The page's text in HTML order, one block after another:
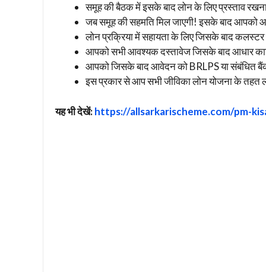
समूह की बैठक में इसके बाद लोन के लिए प्रस्ताव रखना
जब समूह की सहमति मिल जाएगी! इसके बाद आपको
लोन प्रक्रिया में सहायता के लिए जिसके बाद
आपको सभी आवश्यक दस्तावेज जिसके बाद आधार
आपको जिसके बाद आवेदन को BRLPS या संबंधित
इस प्रकार से आप सभी जीविका लोन योजना के
यह भी देखें:https://allsarkarischeme.com/pm-